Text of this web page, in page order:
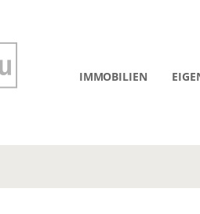
IMMOBILIEN